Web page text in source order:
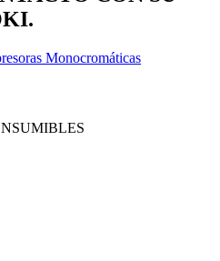
Monocromáticas